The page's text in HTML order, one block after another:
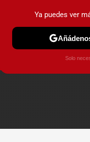
PRUEBAS COCHES
Ya puedes ver
Solo